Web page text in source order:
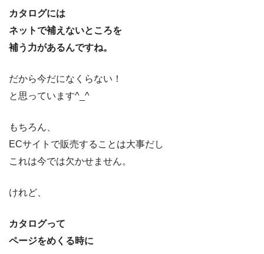
カタログには
ネットで補えないところを
補う力があるんですね。
だから今だになくらない！
と思っています^_^
もちろん、
ECサイトで販売することは大事だし
これは今では欠かせません。
けれど、
カタログって
ページをめくる時に